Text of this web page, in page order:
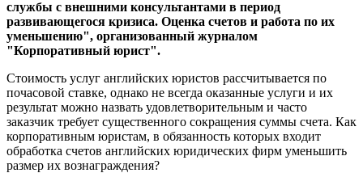
службы с внешними консультантами в период
развивающегося кризиса. Оценка счетов и работа по их
уменьшению", организованный журналом
"Корпоративный юрист".
Стоимость услуг английских юристов рассчитывается по
почасовой ставке, однако не всегда оказанные услуги и их
результат можно назвать удовлетворительным и часто
заказчик требует существенного сокращения суммы счета. Как
корпоративным юристам, в обязанность которых входит
обработка счетов английских юридических фирм уменьшить
размер их вознаграждения?